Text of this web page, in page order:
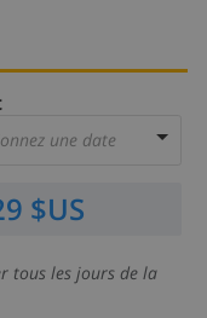
une date
$US
tous les jours de la